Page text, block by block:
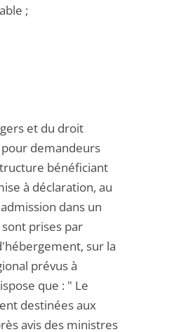
;
et du droit
demandeurs
bénéficiant
à déclaration, au
dans un
prises par
sur la
prévus à
que : " Le
destinées aux
avis des ministres